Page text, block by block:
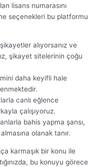
lisans numarasını
seçenekleri bu
alıyorsanız ve
şikayet sitelerinin çoğu
daha keyifli hale
canlı eğlence
çalışıyoruz.
bahis yapma şansı,
olanak tanır.
karmaşık bir konu ile
bu konuyu